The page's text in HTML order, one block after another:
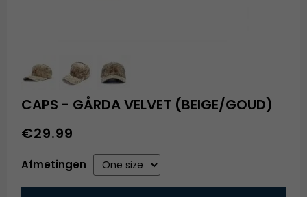
CAPS - GÅRDA VELVET (BEIGE/GOUD)
€29.99
Afmetingen